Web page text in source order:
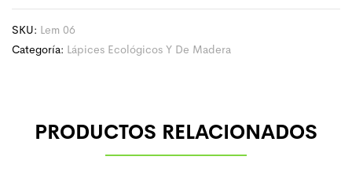
SKU: Lem 06
Categoría: Lápices Ecológicos Y De Madera
PRODUCTOS RELACIONADOS